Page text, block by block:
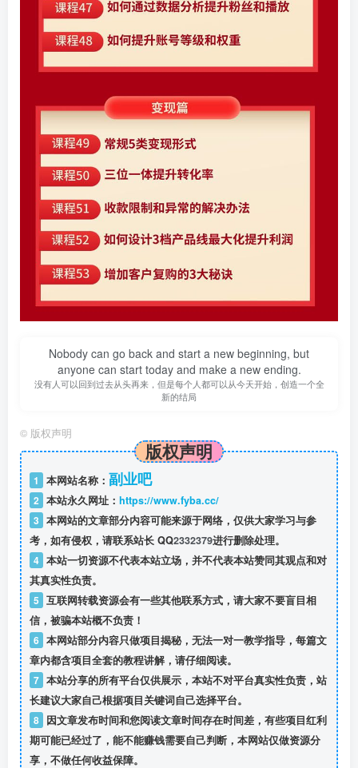
Nobody can go back and start a new beginning, but
anyone can start today and make a new ending.
没有人可以回到过去从头再来，但是每个人都可以从今天开始，创造一个全
新的结局
© 版权声明
版权声明
1 本网站名称： 副业吧
2 本站永久网址： https://www.fyba.cc/
3 本网站的文章部分内容可能来源于网络，仅供大家学习与参
考，如有侵权，请联系站长 QQ2332379进行删除处理。
4 本站一切资源不代表本站立场，并不代表本站赞同其观点和对
其真实性负责。
5 互联网转载资源会有一些其他联系方式，请大家不要盲目相
信，被骗本站概不负责！
6 本网站部分内容只做项目揭秘，无法一对一教学指导，每篇文
章内都含项目全套的教程讲解，请仔细阅读。
7 本站分享的所有平台仅供展示，本站不对平台真实性负责，站
长建议大家自己根据项目关键词自己选择平台。
8 因文章发布时间和您阅读文章时间存在时间差，有些项目红利
期可能已经过了，能不能赚钱需要自己判断，本网站仅做资源分
享，不做任何收益保障。